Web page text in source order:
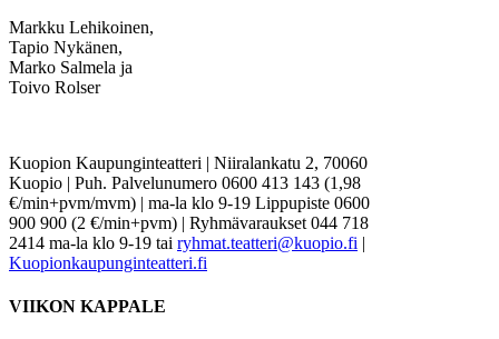
Markku Lehikoinen,
Tapio Nykänen,
Marko Salmela ja
Toivo Rolser
Kuopion Kaupunginteatteri | Niiralankatu 2, 70060
Kuopio | Puh. Palvelunumero 0600 413 143 (1,98
€/min+pvm/mvm) | ma-la klo 9-19 Lippupiste 0600
900 900 (2 €/min+pvm) | Ryhmävaraukset 044 718
2414 ma-la klo 9-19 tai ryhmat.teatteri@kuopio.fi |
Kuopionkaupunginteatteri.fi
VIIKON KAPPALE